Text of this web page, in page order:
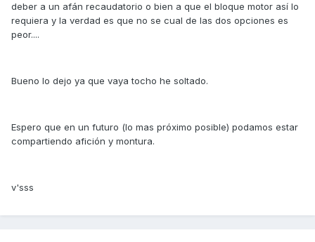
deber a un afán recaudatorio o bien a que el bloque motor así lo
requiera y la verdad es que no se cual de las dos opciones es
peor....
Bueno lo dejo ya que vaya tocho he soltado.
Espero que en un futuro (lo mas próximo posible) podamos estar
compartiendo afición y montura.
v'sss